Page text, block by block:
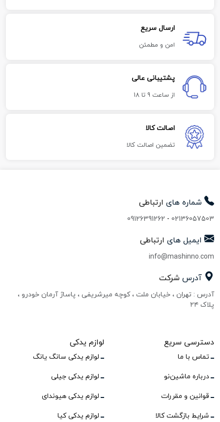
ارسال سریع
امن و مطمئن
پشتیبانی عالی
از ساعت 9 تا 18
اصالت کالا
تضمین اصالت کالا
شماره های ارتباطی
02136057503
-
09126391262
ایمیل های ارتباطی
info@mashinno.com
آدرس شرکت
آدرس : تهران ، خیابان ملت ، کوچه میرشریفی ، پاساژ آرمان خودرو ،
پلاک ۲۴
دسترسی سریع
تماس با ما
درباره ماشین‌نو
قوانین و مقررات
شرایط بازگشت کالا
لوازم یدکی
لوازم یدکی سانگ یانگ
لوازم یدکی جیلی
لوازم یدکی هیوندای
لوازم یدکی کیا